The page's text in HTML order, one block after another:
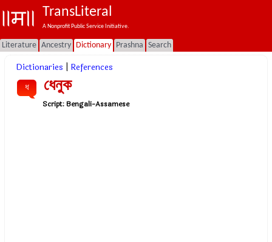
TransLiteral
A Nonprofit Public Service Initiative.
Literature Ancestry Dictionary Prashna Search
Dictionaries References
ধ ধেনুক
Script:Bengali-Assamese